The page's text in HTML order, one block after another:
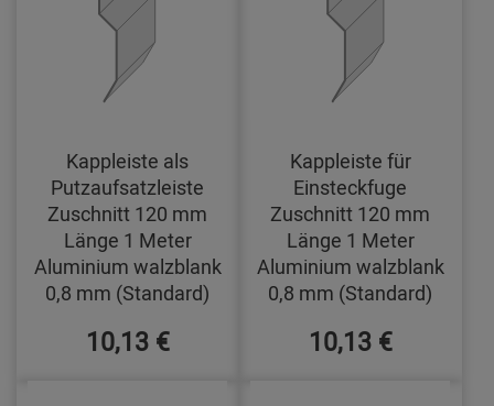
Kappleiste als
Putzaufsatzleiste
Zuschnitt 120 mm
Länge 1 Meter
Aluminium walzblank
0,8 mm (Standard)
10,13 €
Kappleiste für
Einsteckfuge
Zuschnitt 120 mm
Länge 1 Meter
Aluminium walzblank
0,8 mm (Standard)
10,13 €